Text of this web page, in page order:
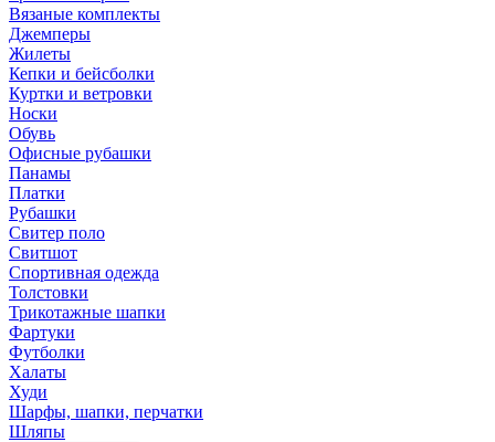
Вязаные комплекты
Джемперы
Жилеты
Кепки и бейсболки
Куртки и ветровки
Носки
Обувь
Офисные рубашки
Панамы
Платки
Рубашки
Свитер поло
Свитшот
Спортивная одежда
Толстовки
Трикотажные шапки
Фартуки
Футболки
Халаты
Худи
Шарфы, шапки, перчатки
Шляпы